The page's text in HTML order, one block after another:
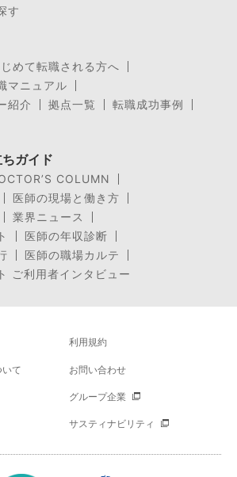
す
めて転職される方へ
マニュアル
紹介
拠点一覧
転職成功事例
ガイド
COLUMN
医師の現場と働き方
業界ニュース
医師の年収診断
医師の職場カルテ
ご利用者インタビュー
利用規約
て お問い合わせ
グループ企業
サスティナビリティ